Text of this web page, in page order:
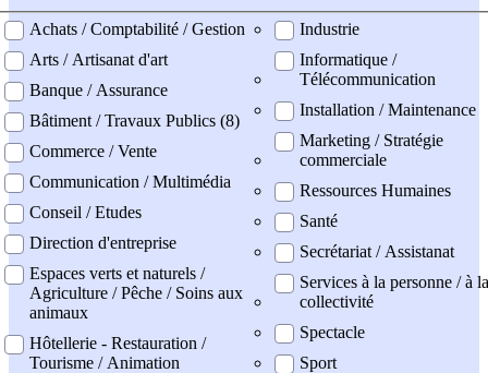
professionel
Achats / Comptabilité / Gestion
Arts / Artisanat d'art
Banque / Assurance
Bâtiment / Travaux Publics (8)
Commerce / Vente
Communication / Multimédia
Conseil / Etudes
Direction d'entreprise
Espaces verts et naturels /
Agriculture / Pêche / Soins aux
animaux
Hôtellerie - Restauration /
Tourisme / Animation
Industrie
Informatique /
Télécommunication
Installation / Maintenance
Marketing / Stratégie
commerciale
Ressources Humaines
Santé
Secrétariat / Assistanat
Services à la personne / à la
collectivité
Spectacle
Sport